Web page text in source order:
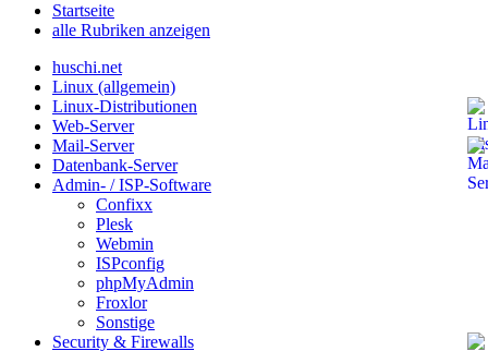
Startseite
alle Rubriken anzeigen
huschi.net
Linux (allgemein)
Linux-Distributionen
Web-Server
Mail-Server
Datenbank-Server
Admin- / ISP-Software
Confixx
Plesk
Webmin
ISPconfig
phpMyAdmin
Froxlor
Sonstige
Security & Firewalls